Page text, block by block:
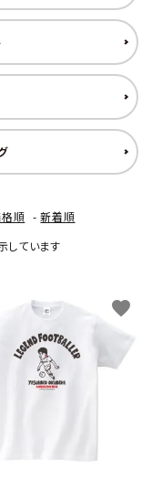
順 -新着順
ています
favorite